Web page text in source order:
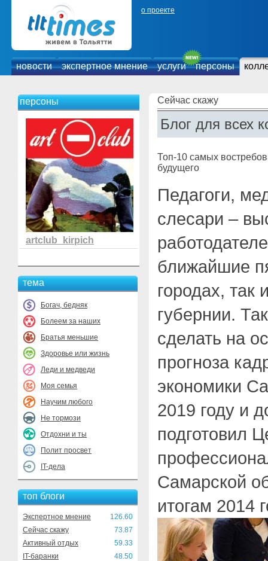
о проекте
новости экспертное мнение услуги персоны
персоны
artclub_kirpich
тема
Богач, бедняк
Болеем за наших
Братья меньшие
Здоровье или жизнь
Леди и медведи
Моя семья
Научим любого
Не тормози
Отдохни и ты
Полит просвет
IT-дела
топ блоги
Экспертное мнение
126.60
Сейчас скажу
73.87
Активный отдых
59.33
IT-баранки
48.50
Сейчас скажу
Блог для всех
Топ-10 самых
будущего
Педагоги,
слесари –
ближайшие
городах, так
губернии.
сделать на
прогноза
экономики
2019 году и
подготовил
Самарской
итогам 2014